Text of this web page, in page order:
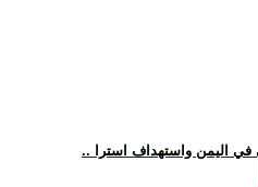
في اليمن واستهداف استرا